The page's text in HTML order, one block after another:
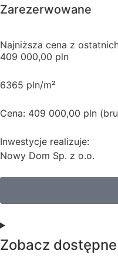
Zarezerwowane
Najniższa cena z
409 000,00 pln
6365 pln/m²
Cena: 409 000,00 pln
Inwestycje realizuje:
Nowy Dom Sp. z o.o.
Zobacz